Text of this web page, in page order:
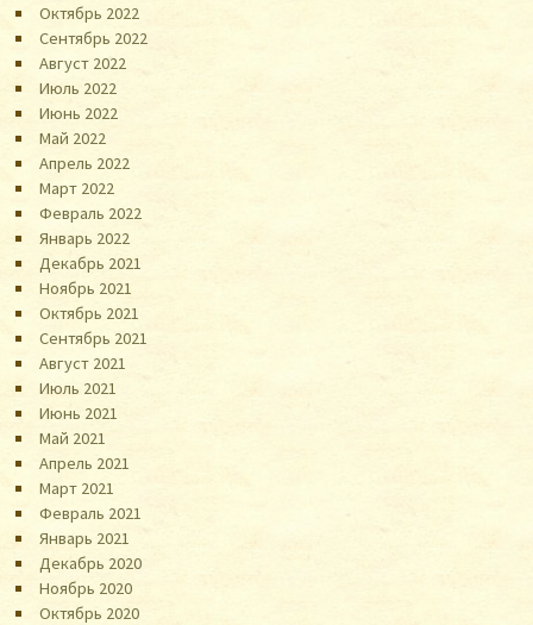
Октябрь 2022
Сентябрь 2022
Август 2022
Июль 2022
Июнь 2022
Май 2022
Апрель 2022
Март 2022
Февраль 2022
Январь 2022
Декабрь 2021
Ноябрь 2021
Октябрь 2021
Сентябрь 2021
Август 2021
Июль 2021
Июнь 2021
Май 2021
Апрель 2021
Март 2021
Февраль 2021
Январь 2021
Декабрь 2020
Ноябрь 2020
Октябрь 2020